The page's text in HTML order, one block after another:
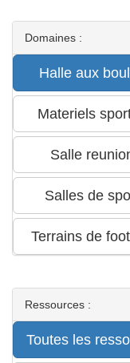
Domaines :
Ressources :